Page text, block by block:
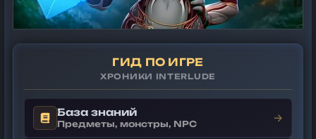
ГИД ПО ИГРЕ
ХРОНИКИ INTERLUDE
База знаний
Предметы, монстры, NPC →